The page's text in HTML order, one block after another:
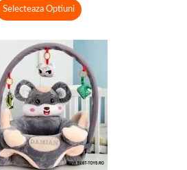
Selecteaza Optiuni